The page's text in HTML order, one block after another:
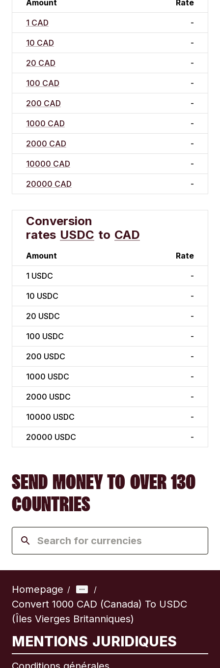
Amount Rate
1 CAD -
10 CAD -
20 CAD -
100 CAD -
200 CAD -
1000 CAD -
2000 CAD -
10000 CAD -
20000 CAD -
Conversion
rates USDC to CAD
Amount Rate
1 USDC -
10 USDC -
20 USDC -
100 USDC -
200 USDC -
1000 USDC -
2000 USDC -
10000 USDC -
20000 USDC -
SEND MONEY TO OVER 130
COUNTRIES
Homepage / /
Convert 1000 CAD (Canada) To USDC
(Îles Vierges Britanniques)
MENTIONS JURIDIQUES